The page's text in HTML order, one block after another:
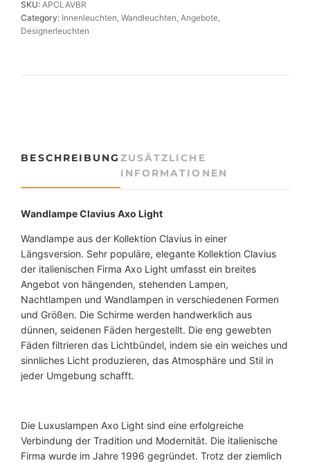
n
t
a
e
l
a
v
i
u
s
B
R
A
x
i
g
h
SKU: APCLAVBR
Category: Innenleuchten, Wandleuchten, Angebote
Designerleuchten
BESCHREIBUNG ZUSÄTZLICHE
INFORMATIONEN
Wandlampe Clavius Axo Light
Wandlampe aus der Kollektion Clavius in einer
Längsversion. Sehr populäre, elegante Kollektion Clavius
der italienischen Firma Axo Light umfasst ein breites
Angebot von hängenden, stehenden Lampen,
Nachtlampen und Wandlampen in verschiedenen Formen
und Größen. Die Schirme werden handwerklich aus
dünnen, seidenen Fäden hergestellt. Die eng gewebten
Fäden filtrieren das Lichtbündel, indem sie ein weiches und
sinnliches Licht produzieren, das Atmosphäre und Stil in
jeder Umgebung schafft.
Die Luxuslampen Axo Light sind eine erfolgreiche
Verbindung der Tradition und Modernität. Die italienische
Firma wurde im Jahre 1996 gegründet. Trotz der ziemlich